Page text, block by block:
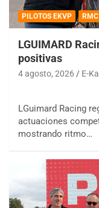
PILOTOS EKVP
LGUIMARD
positivas
4 agosto, 2026 E-
LGuimard Racing
actuaciones
mostrando ritmo…